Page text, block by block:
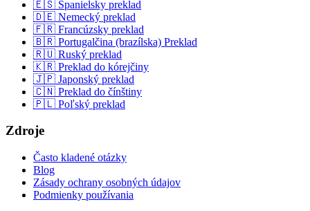
🇪🇸 Španielsky preklad
🇩🇪 Nemecký preklad
🇫🇷 Francúzsky preklad
🇧🇷 Portugalčina (brazílska) Preklad
🇷🇺 Ruský preklad
🇰🇷 Preklad do kórejčiny
🇯🇵 Japonský preklad
🇨🇳 Preklad do čínštiny
🇵🇱 Poľský preklad
Zdroje
Často kladené otázky
Blog
Zásady ochrany osobných údajov
Podmienky používania